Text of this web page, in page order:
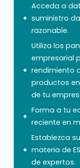
Acceda a
suministro
razonable.
Utiliza los
empresarial
rendimiento
productos
de tu
Forma a tu
reciente en
Establezca
materia de
de expertos.